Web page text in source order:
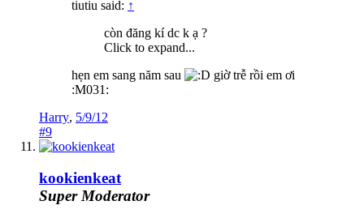
tiutiu said: ↑
còn đăng kí dc k ạ ?
Click to expand...
hẹn em sang năm sau
giờ trễ rồi em ơi
:M031:
Harry, 5/9/12
#9
kookienkeat
Super Moderator